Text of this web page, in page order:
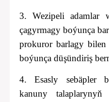
3. Wezipeli adamlar
çagyrmagy boýunça
prokuror barlagy bilen
boýunça düşündiriş
4. Esasly sebäpler
kanuny